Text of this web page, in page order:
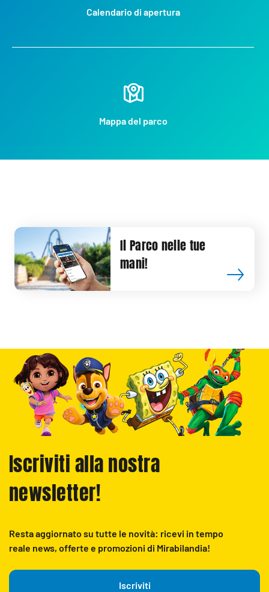
Calendario di apertura
Mappa del parco
Il Parco nelle tue
mani!
Iscriviti alla nostra
newsletter!
Resta aggiornato su tutte le novità: ricevi in tempo
reale news, offerte e promozioni di Mirabilandia!
Iscriviti